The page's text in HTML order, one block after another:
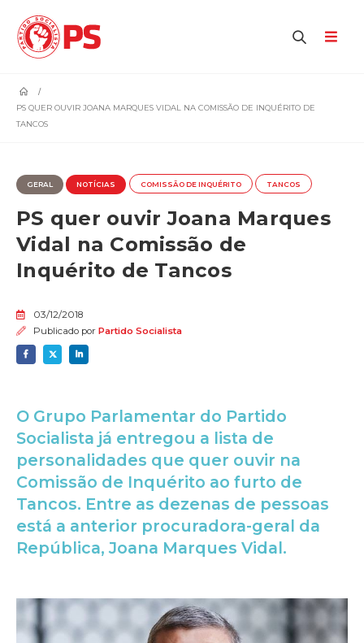
PS QUER OUVIR JOANA MARQUES VIDAL NA COMISSÃO DE INQUÉRITO DE
TANCOS
GERAL NOTÍCIAS COMISSÃO DE INQUÉRITO TANCOS
PS quer ouvir Joana Marques
Vidal na Comissão de
Inquérito de Tancos
03/12/2018
Publicado por Partido Socialista
O Grupo Parlamentar do Partido
Socialista já entregou a lista de
personalidades que quer ouvir na
Comissão de Inquérito ao furto de
Tancos. Entre as dezenas de pessoas
está a anterior procuradora-geral da
República, Joana Marques Vidal.